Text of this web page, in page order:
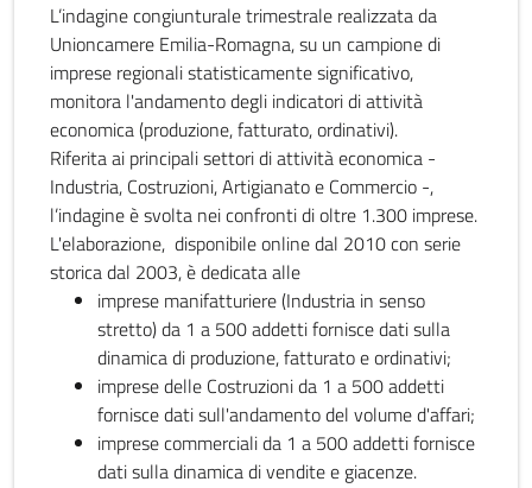
L’indagine congiunturale trimestrale realizzata da
Unioncamere Emilia-Romagna, su un campione di
imprese regionali statisticamente significativo,
monitora l'andamento degli indicatori di attività
economica (produzione, fatturato, ordinativi).
Riferita ai principali settori di attività economica -
Industria, Costruzioni, Artigianato e Commercio -,
l’indagine è svolta nei confronti di oltre 1.300 imprese.
L'elaborazione, disponibile online dal 2010 con serie
storica dal 2003, è dedicata alle
imprese manifatturiere (Industria in senso
stretto) da 1 a 500 addetti fornisce dati sulla
dinamica di produzione, fatturato e ordinativi;
imprese delle Costruzioni da 1 a 500 addetti
fornisce dati sull'andamento del volume d'affari;
imprese commerciali da 1 a 500 addetti fornisce
dati sulla dinamica di vendite e giacenze.